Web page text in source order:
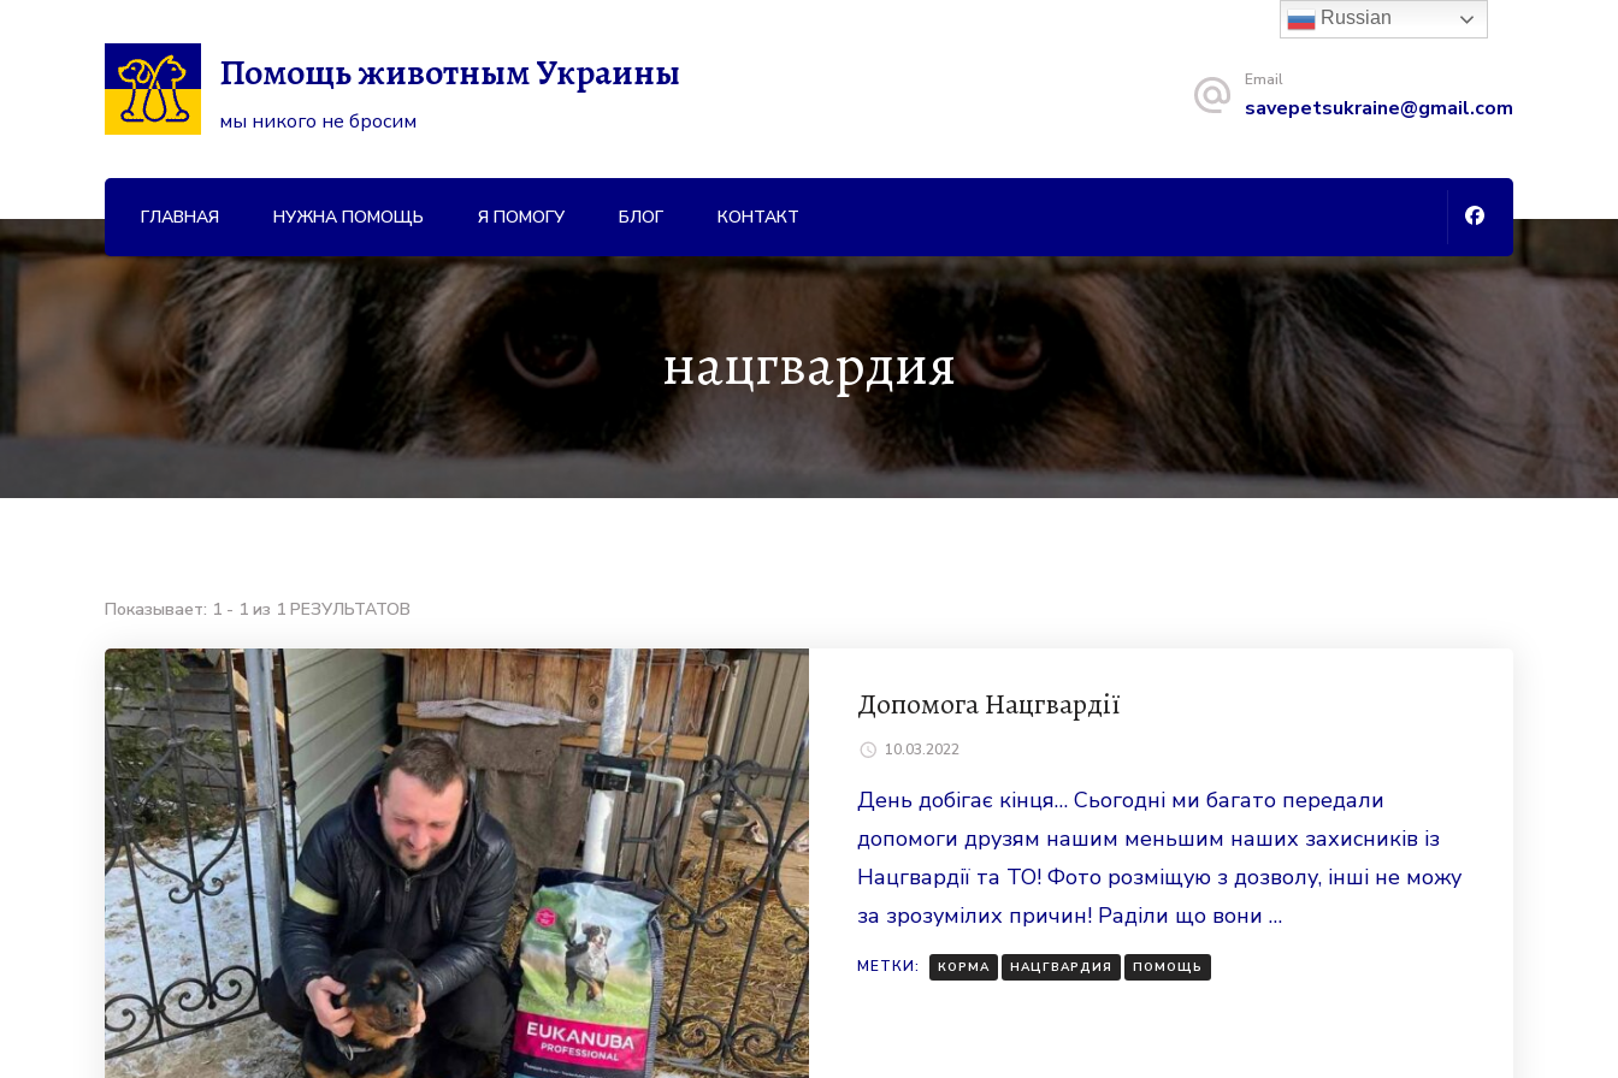
Помощь животным Украины
мы никого не бросим
Email
savepetsukraine@gmail.com
ГЛАВНАЯ НУЖНА ПОМОЩЬ Я ПОМОГУ БЛОГ КОНТАКТ
нацгвардия
Показывает: 1 - 1 из 1 РЕЗУЛЬТАТОВ
Допомога Нацгвардії
10.03.2022
День добігає кінця… Сьогодні ми багато передали
допомоги друзям нашим меньшим наших захисників із
Нацгвардії та ТО! Фото розміщую з дозволу, інші не можу
за зрозумілих причин! Раділи що вони …
МЕТКИ: КОРМА НАЦГВАРДИЯ ПОМОЩЬ
Russian